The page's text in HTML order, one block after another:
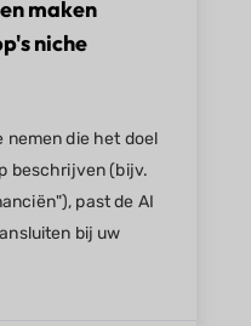
maken
niche
die het doel
beschrijven (bijv.
past de AI
bij uw